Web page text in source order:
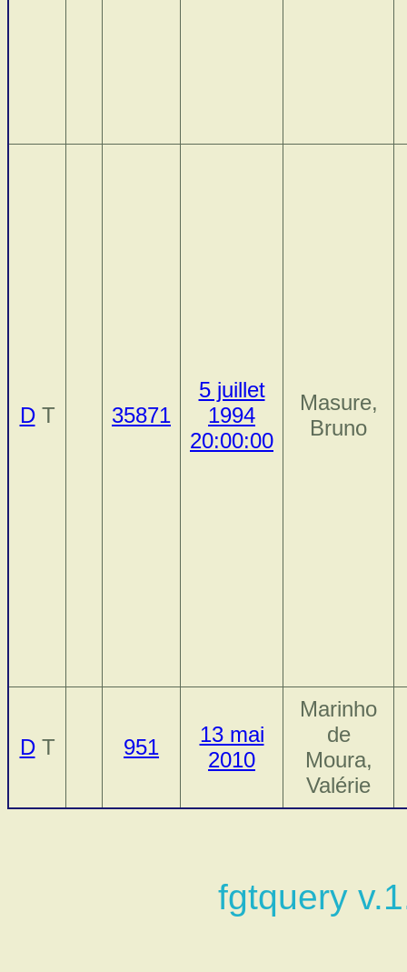
DT 35871
5 juillet
1994
20:00:00
Masure,
Bruno
DT 951
13 mai
2010
Marinho
de
Moura,
Valérie
fgtquery